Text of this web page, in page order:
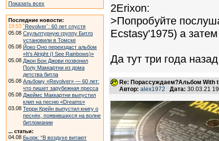
Показать всех
Последние новости:
19:53 `Revolver`: 60 лет спустя
05.08 Скульптурную группу Битлз
установили в Томске
05.08 Йоко Оно переиздаст альбом
«It’s Alright (I See Rainbows)»
05.08 Джон Бон Джови позвонил
Полу Маккартни из дома
детства битла
05.08 Альбому «Revolver» — 60 лет:
что пишет зарубежная пресса
05.08 Джеймс Маккартни выпустил
клип на песню «Dreams»
03.08 Терри Крейн выпустил книгу о
песнях, появившихся на волне
битломании
... статьи:
04.08 Бьорк: “В воздухе витают
2Erixon:
>Попробуйте
Ecstasy'1975) а
Да тут три года
Re: Порассуждаем?Альбом With
Автор: alex1972 Дата: 30.03.21